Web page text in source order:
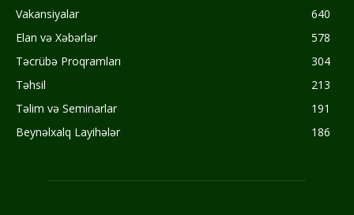
Vakansiyalar
640
Elan və Xəbərlər
578
Təcrübə Proqramları
304
Təhsil
213
Təlim və Seminarlar
191
Beynəlxalq Layihələr
186